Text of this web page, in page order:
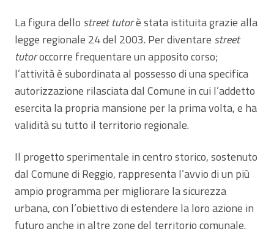
La figura dello street tutorè stata istituita grazie alla
legge regionale 24 del 2003. Per diventare street
tutoroccorre frequentare un apposito corso;
l’attività è subordinata al possesso di una specifica
autorizzazione rilasciata dal Comune in cui l’addetto
esercita la propria mansione per la prima volta, e ha
validità su tutto il territorio regionale.
Il progetto sperimentale in centro storico, sostenuto
dal Comune di Reggio, rappresenta l’avvio di un più
ampio programma per migliorare la sicurezza
urbana, con l’obiettivo di estendere la loro azione in
futuro anche in altre zone del territorio comunale.